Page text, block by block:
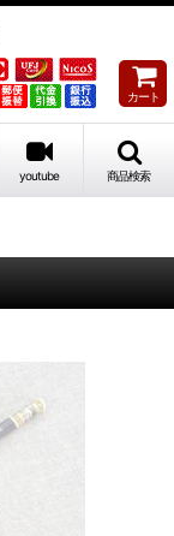
カート
youtube 商品検索